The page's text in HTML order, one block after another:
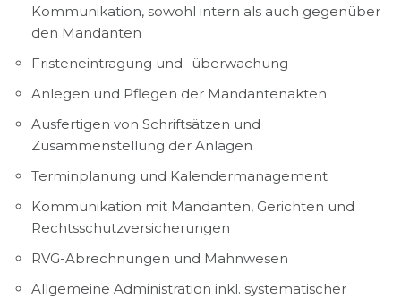
Kommunikation, sowohl intern als auch gegenüber
den Mandanten
Fristeneintragung und -überwachung
Anlegen und Pflegen der Mandantenakten
Ausfertigen von Schriftsätzen und
Zusammenstellung der Anlagen
Terminplanung und Kalendermanagement
Kommunikation mit Mandanten, Gerichten und
Rechtsschutzversicherungen
RVG-Abrechnungen und Mahnwesen
Allgemeine Administration inkl. systematischer